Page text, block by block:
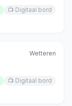
📺 Digitaal bord
Wetteren
📺 Digitaal bord